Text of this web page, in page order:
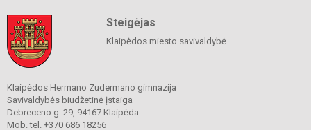
Steigėjas
Klaipėdos miesto savivaldybė
Klaipėdos Hermano Zudermano gimnazija
Savivaldybės biudžetinė įstaiga
Debreceno g. 29, 94167 Klaipėda
Mob. tel. +370 686 18256